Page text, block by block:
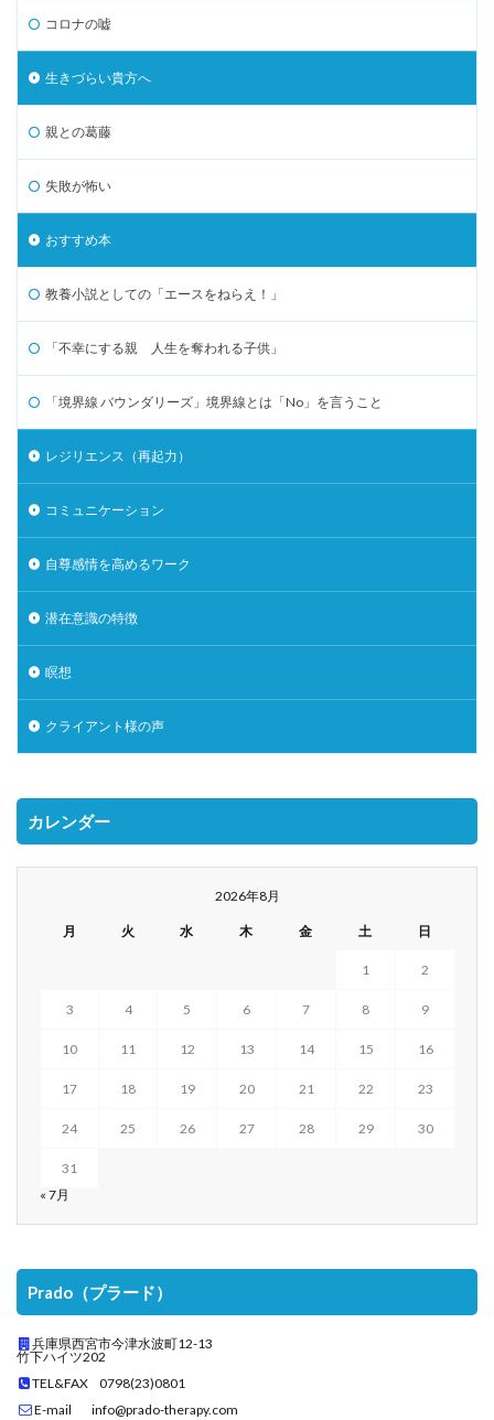
コロナの嘘
生きづらい貴方へ
親との葛藤
失敗が怖い
おすすめ本
教養小説としての「エースをねらえ！」
「不幸にする親 人生を奪われる子供」
「境界線 バウンダリーズ」境界線とは「No」を言うこと
レジリエンス（再起力）
コミュニケーション
自尊感情を高めるワーク
潜在意識の特徴
瞑想
クライアント様の声
カレンダー
2026年8月
月 火 水 木 金 土 日
1 2
3 4 5 6 7 8 9
10 11 12 13 14 15 16
17 18 19 20 21 22 23
24 25 26 27 28 29 30
31
« 7月
Prado（プラード）
兵庫県西宮市今津水波町12-13
竹下ハイツ202
TEL&FAX 0798(23)0801
E-mail info@prado-therapy.com